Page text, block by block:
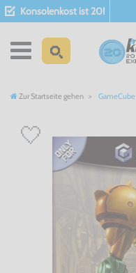
Konsolenkost ist 20!
Zur Startseite gehen GameCube